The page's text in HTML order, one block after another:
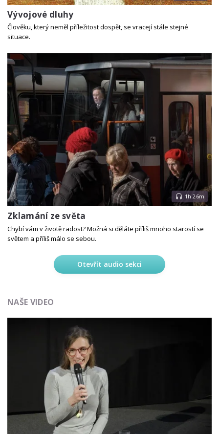
Vývojové dluhy
Člověku, který neměl příležitost dospět, se vracejí stále stejné
situace.
1h 26m
Zklamání ze světa
Chybí vám v životě radost? Možná si děláte příliš mnoho starostí se
světem a příliš málo se sebou.
Otevřít audio sekci
NAŠE VIDEO